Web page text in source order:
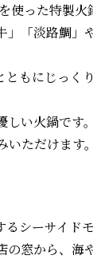
った特製火
「淡路鯛」
もにじっく
い火鍋です。
ただけます。
シーサイド
窓から、海